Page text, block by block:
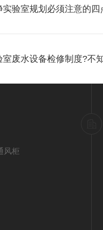
实验室规划必须注意的四
室废水设备检修制度?不
风柜